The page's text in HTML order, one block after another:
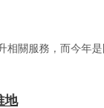
相關服務，而今年
地